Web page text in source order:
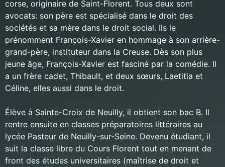
corse, originaire de Saint-Florent. Tous deux sont
avocats: son père est spécialisé dans le droit des
sociétés et sa mère dans le droit social. Ils le
prénomment François-Xavier en hommage à son arrière-
grand-père, instituteur dans la Creuse. Dès son plus
jeune âge, François-Xavier est fasciné par la comédie. Il
a un frère cadet, Thibault, et deux sœurs, Laetitia et
Céline, elles aussi dans le droit.
Élève à Sainte-Croix de Neuilly, il obtient son bac B. Il
rentre ensuite en classes préparatoires littéraires au
lycée Pasteur de Neuilly-sur-Seine. Devenu étudiant, il
suit la classe libre du Cours Florent tout en menant de
front des études universitaires (maîtrise de droit et